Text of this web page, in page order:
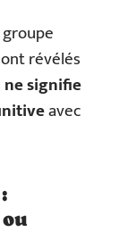
révélés
ne signifie
avec